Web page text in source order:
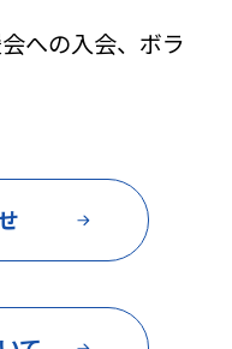
への入会、ボラ